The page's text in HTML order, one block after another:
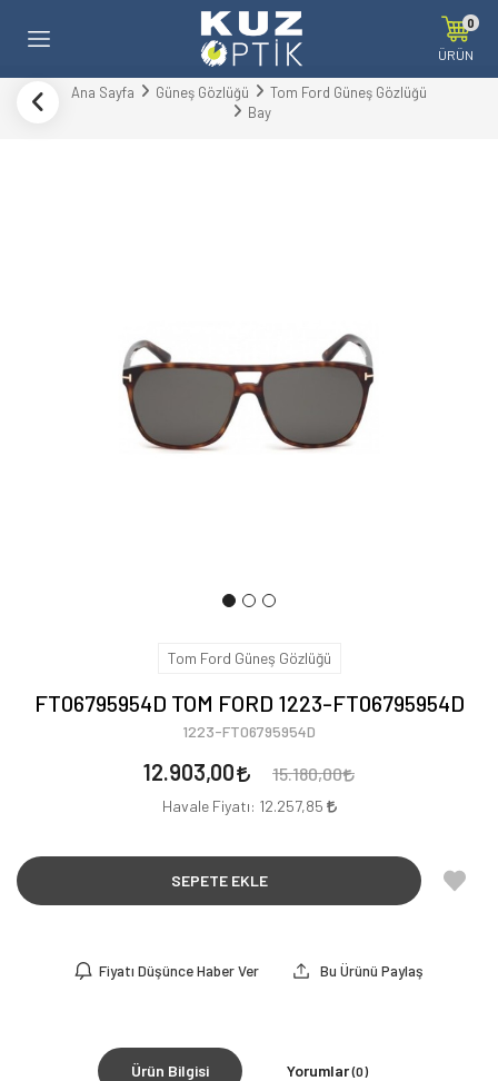
0
ÜRÜN
Ana Sayfa Güneş Gözlüğü
Tom Ford Güneş Gözlüğü
Bay
Tom Ford Güneş Gözlüğü
FT06795954D TOM FORD 1223-FT06795954D
1223-FT06795954D
12.903,00 15.180,00
Havale Fiyatı: 12.257,85
SEPETE EKLE
Fiyatı Düşünce Haber Ver Bu Ürünü Paylaş
Ürün Bilgisi Yorumlar(0)